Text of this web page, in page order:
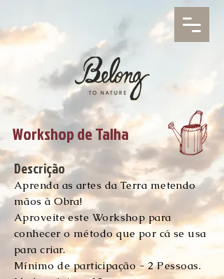
Descrição
Aprenda as artes da Terra metendo
mãos à Obra!
Aproveite este Workshop para
conhecer o método que por cá se usa
para criar.
Mínimo de participação - 2 Pessoas.
Workshop de Talha